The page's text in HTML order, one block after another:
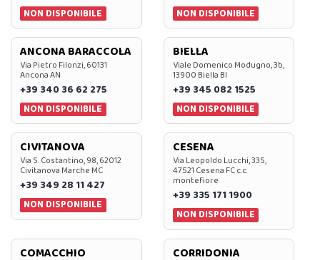
NON DISPONIBILE
NON DISPONIBILE
ANCONA BARACCOLA
Via Pietro Filonzi, 60131
Ancona AN
+39 340 36 62 275
NON DISPONIBILE
BIELLA
Viale Domenico Modugno, 3b,
13900 Biella BI
+39 345 082 1525
NON DISPONIBILE
CIVITANOVA
Via S. Costantino, 98, 62012
Civitanova Marche MC
+39 349 28 11 427
NON DISPONIBILE
CESENA
Via Leopoldo Lucchi, 335,
47521 Cesena FC c.c.
montefiore
+39 335 171 1900
NON DISPONIBILE
COMACCHIO CORRIDONIA